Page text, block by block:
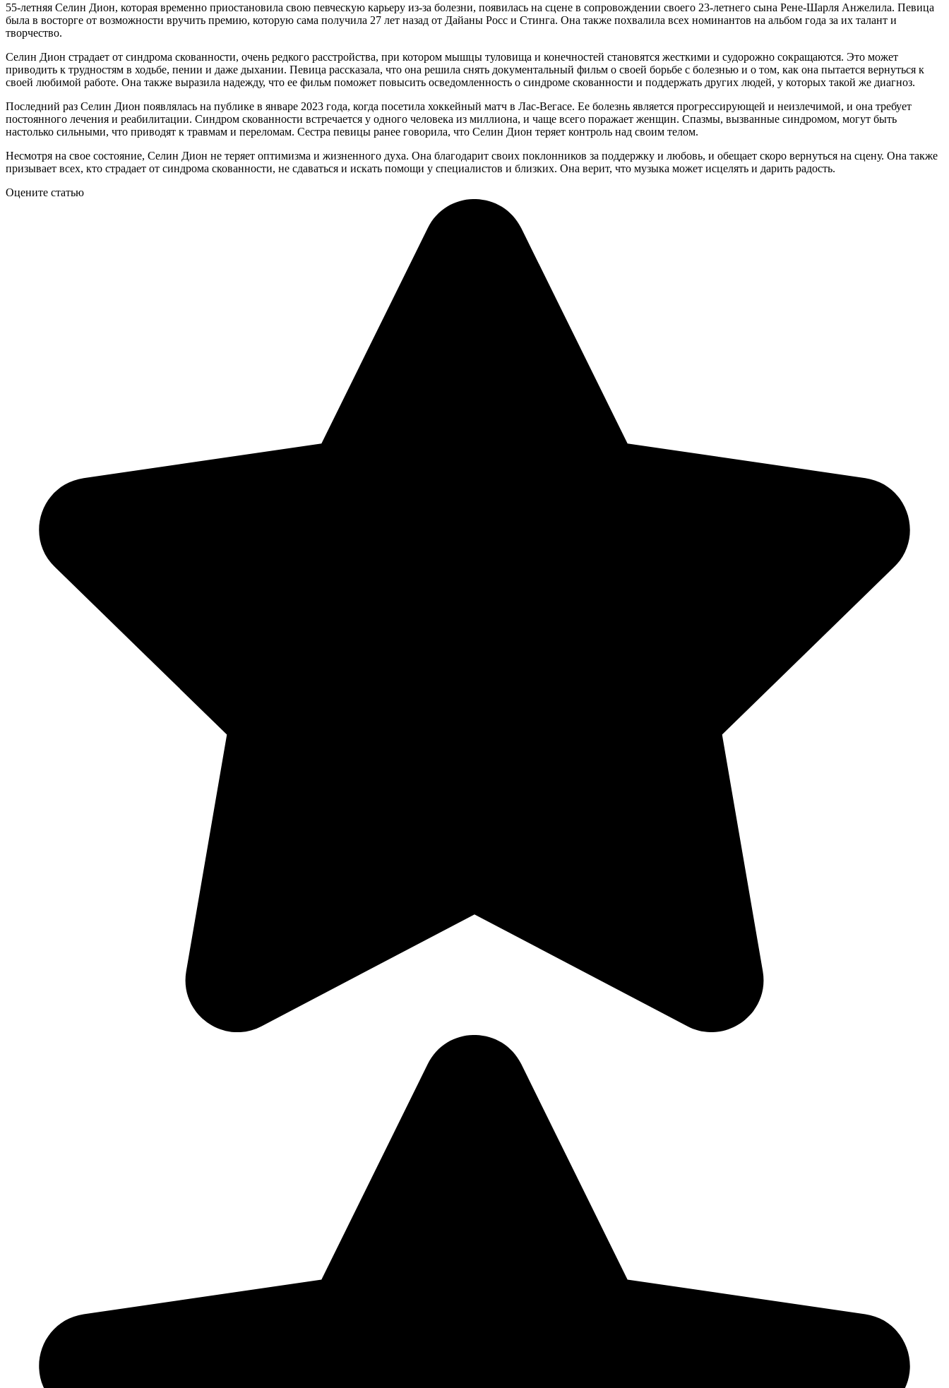
55-летняя Селин Дион, которая временно приостановила свою певческую карьеру из-за болезни, появилась на сцене в сопровождении своего 23-летнего сына Рене-Шарля Анжелила. Певица
была в восторге от возможности вручить премию, которую сама получила 27 лет назад от Дайаны Росс и Стинга. Она также похвалила всех номинантов на альбом года за их талант и
творчество.
Селин Дион страдает от синдрома скованности, очень редкого расстройства, при котором мышцы туловища и конечностей становятся жесткими и судорожно сокращаются. Это может
приводить к трудностям в ходьбе, пении и даже дыхании. Певица рассказала, что она решила снять документальный фильм о своей борьбе с болезнью и о том, как она пытается вернуться к
своей любимой работе. Она также выразила надежду, что ее фильм поможет повысить осведомленность о синдроме скованности и поддержать других людей, у которых такой же диагноз.
Последний раз Селин Дион появлялась на публике в январе 2023 года, когда посетила хоккейный матч в Лас-Вегасе. Ее болезнь является прогрессирующей и неизлечимой, и она требует
постоянного лечения и реабилитации. Синдром скованности встречается у одного человека из миллиона, и чаще всего поражает женщин. Спазмы, вызванные синдромом, могут быть
настолько сильными, что приводят к травмам и переломам. Сестра певицы ранее говорила, что Селин Дион теряет контроль над своим телом.
Несмотря на свое состояние, Селин Дион не теряет оптимизма и жизненного духа. Она благодарит своих поклонников за поддержку и любовь, и обещает скоро вернуться на сцену. Она также
призывает всех, кто страдает от синдрома скованности, не сдаваться и искать помощи у специалистов и близких. Она верит, что музыка может исцелять и дарить радость.
Оцените статью